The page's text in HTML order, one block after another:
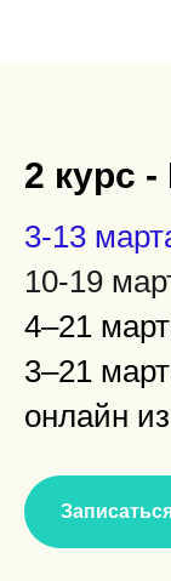
2 курс
3-13
10-19
4–21
3–21
онлайн